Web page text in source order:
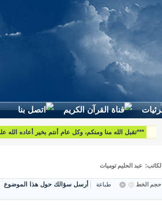
لطرح استفساراتكم وأسئلتكم واقتراحاتكم اتّصلوا بنا
الكاتب: عبد الحليم توميات
حجم الخط طباعة أرسل سؤالك حول هذا الموضوع